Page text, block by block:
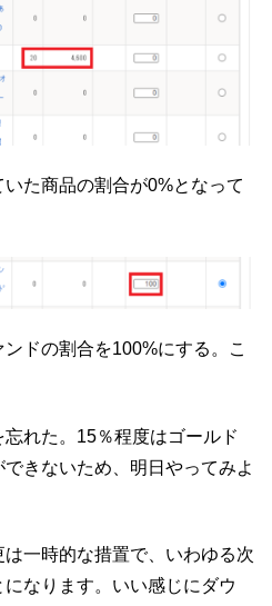
た商品の割合が0%となって
ドの割合を100%にする。こ
れた。15％程度はゴールド
きないため、明日やってみよ
一時的な措置で、いわゆる次
なります。いい感じにダウ